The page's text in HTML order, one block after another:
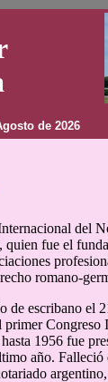
de 2026
del
fue el
romano-
escribano el
1956 fue
año.